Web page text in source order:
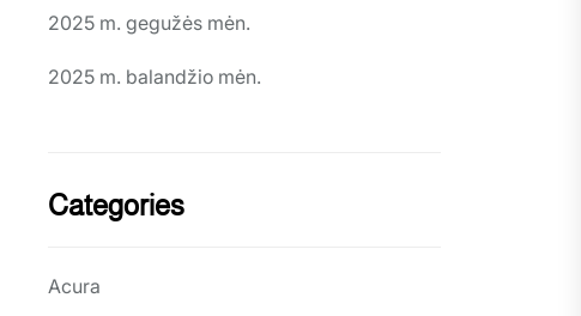
2025 m. gegužės mėn.
2025 m. balandžio mėn.
Categories
Acura